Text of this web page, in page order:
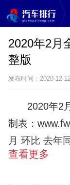
2020年2月
整版
发布时间：2020-12-
2020年2
制表：
月 环比 去年
查看更多